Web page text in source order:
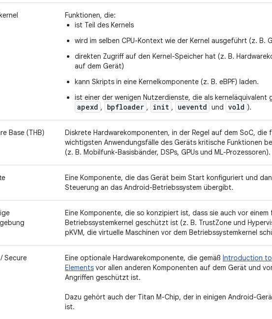
Funktionen, die:
ist Teil des Kernels
wird im selben CPU-Kontext wie der Kernel ausgeführt (z. B.
direkten Zugriff auf den Kernel-Speicher hat (z. B.
auf dem Gerät)
kann Skripts in eine Kernelkomponente (z. B. eBPF) laden.
ist einer der wenigen Nutzerdienste, die als kerneläquivalent
apexd , bpfloader , init , ueventd und vold ).
Base (THB)
Diskrete Hardwarekomponenten, in der Regel auf dem SoC, die
wichtigsten Anwendungsfälle des Geräts kritische Funktionen
(z. B. Mobilfunk-Basisbänder, DSPs, GPUs und ML-Prozessoren).
Eine Komponente, die das Gerät beim Start konfiguriert und
Steuerung an das Android-Betriebssystem übergibt.
Eine Komponente, die so konzipiert ist, dass sie auch vor einem
Betriebssystemkernel geschützt ist (z. B. TrustZone und
pKVM, die virtuelle Maschinen vor dem Betriebssystemkernel
Secure
Eine optionale Hardwarekomponente, die gemäß Introduction
Elements vor allen anderen Komponenten auf dem Gerät und
Angriffen geschützt ist.
Dazu gehört auch der Titan M-Chip, der in einigen Android-
ist.